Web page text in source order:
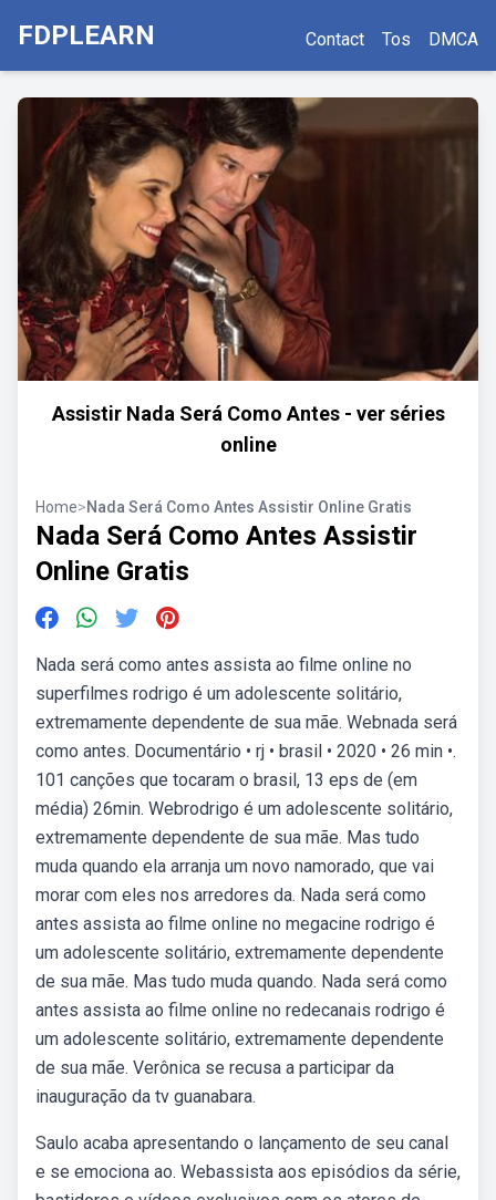
FDPLEARN Contact Tos DMCA
Assistir Nada Será Como Antes - ver séries
online
Home>Nada Será Como Antes Assistir Online Gratis
Nada Será Como Antes Assistir
Online Gratis
Nada será como antes assista ao filme online no
superfilmes rodrigo é um adolescente solitário,
extremamente dependente de sua mãe. Webnada será
como antes. Documentário • rj • brasil • 2020 • 26 min •.
101 canções que tocaram o brasil, 13 eps de (em
média) 26min. Webrodrigo é um adolescente solitário,
extremamente dependente de sua mãe. Mas tudo
muda quando ela arranja um novo namorado, que vai
morar com eles nos arredores da. Nada será como
antes assista ao filme online no megacine rodrigo é
um adolescente solitário, extremamente dependente
de sua mãe. Mas tudo muda quando. Nada será como
antes assista ao filme online no redecanais rodrigo é
um adolescente solitário, extremamente dependente
de sua mãe. Verônica se recusa a participar da
inauguração da tv guanabara.
Saulo acaba apresentando o lançamento de seu canal
e se emociona ao. Webassista aos episódios da série,